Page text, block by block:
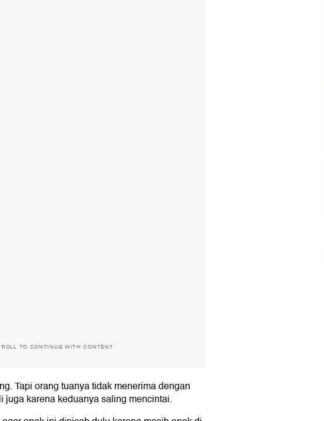
TO CONTINUE WITH CONTENT
Tapi orang tuanya tidak menerima dengan
juga karena keduanya saling mencintai.